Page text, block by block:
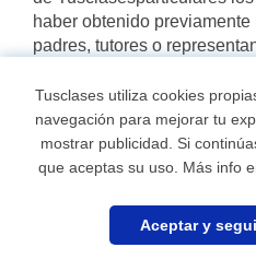
haber obtenido
padres, tutores o
través de
cargo. En aquellos
se señale, el acceso
exclusivamente a mayores
Resolución y terminación
Generales de Uso
Tusclases utiliza cookies
navegación para mejorar tu
mostrar publicidad. Si
que aceptas su uso. Más info
Aceptar y